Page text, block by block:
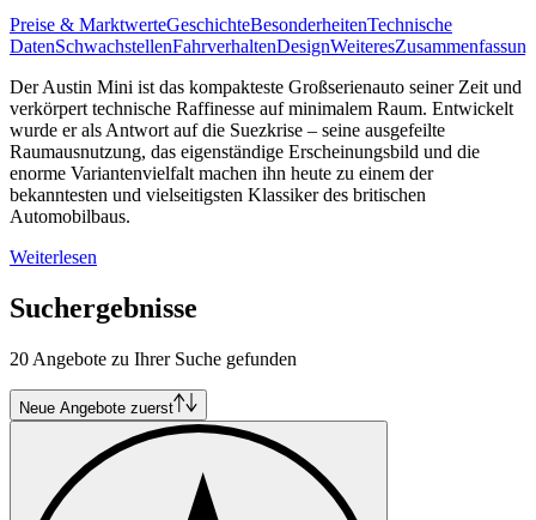
Preise & MarktwerteGeschichteBesonderheitenTechnische
DatenSchwachstellenFahrverhaltenDesignWeiteresZusammenfassung
Der Austin Mini ist das kompakteste Großserienauto seiner Zeit und
verkörpert technische Raffinesse auf minimalem Raum. Entwickelt
wurde er als Antwort auf die Suezkrise – seine ausgefeilte
Raumausnutzung, das eigenständige Erscheinungsbild und die
enorme Variantenvielfalt machen ihn heute zu einem der
bekanntesten und vielseitigsten Klassiker des britischen
Automobilbaus.
Weiterlesen
Suchergebnisse
20 Angebote zu Ihrer Suche gefunden
Neue Angebote zuerst